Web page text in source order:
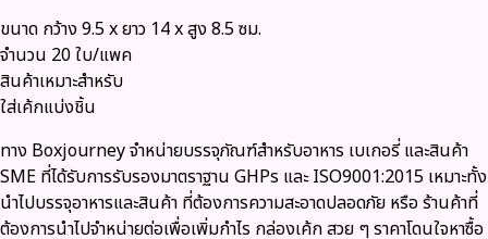
ขนาด กว้าง 9.5 x ยาว 14 x สูง 8.5 ซม.
จำนวน 20 ใบ/แพค
สินค้าเหมาะสำหรับ
ใส่เค้กแบ่งชิ้น
ทาง Boxjourneyจำหน่ายบรรจุภัณฑ์สำหรับอาหาร เบเกอรี่ และสินค้า
SME ที่ได้รับการรับรองมาตราฐาน GHPs และ ISO9001:2015 เหมาะทั้ง
นำไปบรรจุอาหารและสินค้า ที่ต้องการความสะอาดปลอดภัย หรือ ร้านค้าที่
ต้องการนำไปจำหน่ายต่อเพื่อเพิ่มกำไร กล่องเค้ก สวย ๆ ราคาโดนใจหาซื้อ